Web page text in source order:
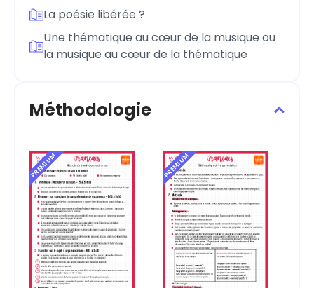
La poésie libérée ?
Une thématique au cœur de la musique ou
la musique au cœur de la thématique
Méthodologie
PREMIUM PREMIUM